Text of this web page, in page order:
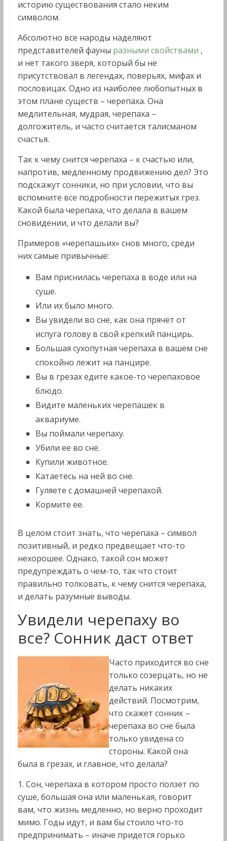
историю существования стало неким
символом.
Абсолютно все народы наделяют
представителей фауны разными свойствами ,
и нет такого зверя, который бы не
присутствовал в легендах, поверьях, мифах и
пословицах. Одно из наиболее любопытных в
этом плане существ – черепаха. Она
медлительная, мудрая, черепаха –
долгожитель, и часто считается талисманом
счастья.
Так к чему снится черепаха – к счастью или,
напротив, медленному продвижению дел? Это
подскажут сонники, но при условии, что вы
вспомните все подробности пережитых грез.
Какой была черепаха, что делала в вашем
сновидении, и что делали вы?
Примеров «черепашьих» снов много, среди
них самые привычные:
Вам приснилась черепаха в воде или на
суше.
Или их было много.
Вы увидели во сне, как она прячет от
испуга голову в свой крепкий панцирь.
Большая сухопутная черепаха в вашем сне
спокойно лежит на панцире.
Вы в грезах едите какое-то черепаховое
блюдо.
Видите маленьких черепашек в
аквариуме.
Вы поймали черепаху.
Убили ее во сне.
Купили животное.
Катаетесь на ней во сне.
Гуляете с домашней черепахой.
Кормите ее.
В целом стоит знать, что черепаха – символ
позитивный, и редко предвещает что-то
нехорошее. Однако, такой сон может
предупреждать о чем-то, так что стоит
правильно толковать, к чему снится черепаха,
и делать разумные выводы.
Увидели черепаху во
все? Сонник даст ответ
Часто приходится во сне
только созерцать, но не
делать никаких
действий. Посмотрим,
что скажет сонник –
черепаха во сне была
только увидена со
стороны. Какой она
была в грезах, и главное, что делала?
1. Сон, черепаха в котором просто ползет по
суше, большая она или маленькая, говорит
вам, что жизнь медленно, но верно проходит
мимо. Годы идут, и вам бы стоило что-то
предпринимать – иначе придется горько